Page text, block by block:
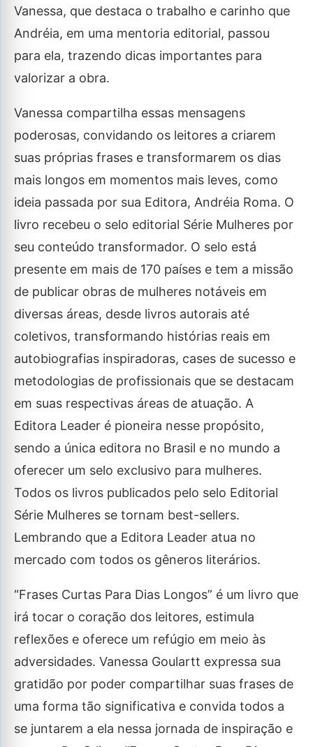
Vanessa, que destaca o trabalho e carinho que
Andréia, em uma mentoria editorial, passou
para ela, trazendo dicas importantes para
valorizar a obra.
Vanessa compartilha essas mensagens
poderosas, convidando os leitores a criarem
suas próprias frases e transformarem os dias
mais longos em momentos mais leves, como
ideia passada por sua Editora, Andréia Roma. O
livro recebeu o selo editorial Série Mulheres por
seu conteúdo transformador. O selo está
presente em mais de 170 países e tem a missão
de publicar obras de mulheres notáveis em
diversas áreas, desde livros autorais até
coletivos, transformando histórias reais em
autobiografias inspiradoras, cases de sucesso e
metodologias de profissionais que se destacam
em suas respectivas áreas de atuação. A
Editora Leader é pioneira nesse propósito,
sendo a única editora no Brasil e no mundo a
oferecer um selo exclusivo para mulheres.
Todos os livros publicados pelo selo Editorial
Série Mulheres se tornam best-sellers.
Lembrando que a Editora Leader atua no
mercado com todos os gêneros literários.
“Frases Curtas Para Dias Longos” é um livro que
irá tocar o coração dos leitores, estimula
reflexões e oferece um refúgio em meio às
adversidades. Vanessa Goulartt expressa sua
gratidão por poder compartilhar suas frases de
uma forma tão significativa e convida todos a
se juntarem a ela nessa jornada de inspiração e